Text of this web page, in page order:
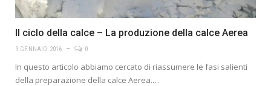
Il ciclo della calce – La produzione della calce Aerea
9 GENNAIO 2016 0
In questo articolo abbiamo cercato di riassumere le fasi salienti
della preparazione della calce Aerea.…